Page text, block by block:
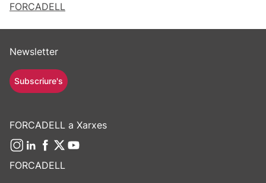
FORCADELL
FORCADELL
Newsletter
Subscriure's
FORCADELL a Xarxes